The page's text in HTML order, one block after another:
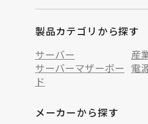
製品カテゴリから探す
サーバー
産
サーバーマザーボー
ド
電
メーカーから探す